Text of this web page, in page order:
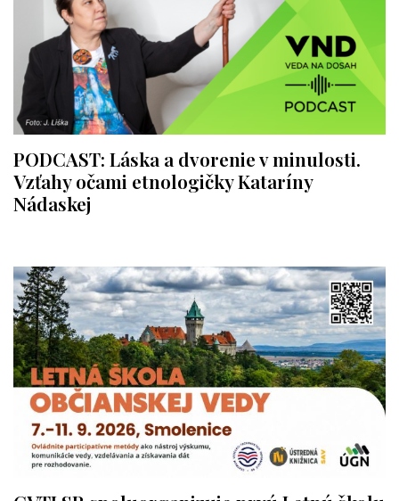
PODCAST: Láska a dvorenie v minulosti.
Vzťahy očami etnologičky Kataríny
Nádaskej